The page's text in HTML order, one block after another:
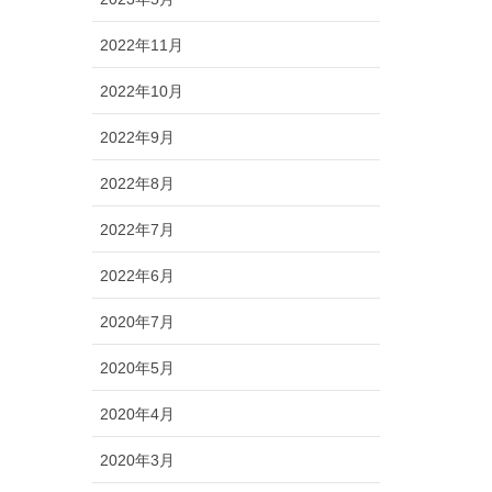
2022年11月
2022年10月
2022年9月
2022年8月
2022年7月
2022年6月
2020年7月
2020年5月
2020年4月
2020年3月